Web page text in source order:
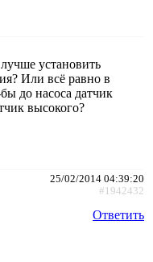
установить
Или всё равно в
до насоса датчик
высокого?
25/02/2014 04:39:20
#1942432
Ответить